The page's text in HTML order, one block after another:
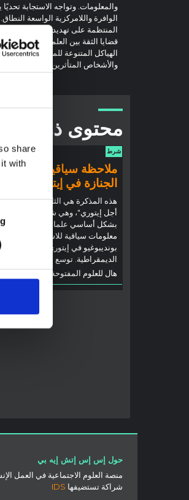
share
with
والمعلومات. وتواجه الاستجابة تحديًا
الوافرة واللامركزية الواسعة
المنتظمة على تهديد أنفلونزا
قضايا الثقة بين العلم والحكومة
الهياكل المتنوعة للمخاطر والمنافع
والأشخاص المتأثرين بالأزمة. المرض.
محتوى ذو صلة
شرط
ملاحظة سياقية:
الجنازة في إيتوري
هذه المذكرة هي الثانية التي ينتجها
أجل إيتوري"، وهي شبكة غير رسمية
بشكل أساسي علماء اجتماعيون
معلومات سياقية للاستجابة لتفشي
بونديبوغيو في إيتوري، شرق جمهورية
الديمقراطية. توسع هذه المذكرة في
هال للعلوم المفتوحة
حول إس إس إتش إيه بي
منصة العلوم الاجتماعية في العمل
شراكة تستضيفها IDS